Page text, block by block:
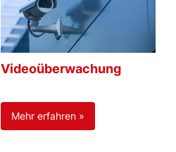
Videoüberwachung
Mehr erfahren »